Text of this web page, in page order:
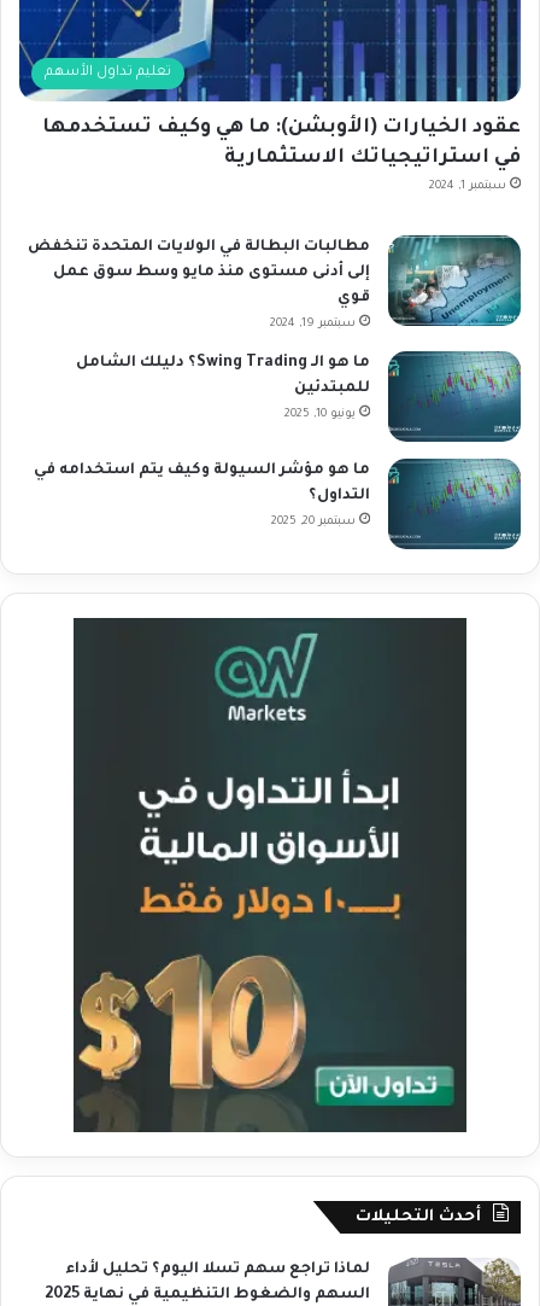
تعليم تداول الأسهم
عقود الخيارات (الأوبشن): ما هي وكيف تستخدمها
في استراتيجياتك الاستثمارية
سبتمبر 1, 2024
مطالبات البطالة في الولايات المتحدة تنخفض
إلى أدنى مستوى منذ مايو وسط سوق عمل
قوي
سبتمبر 19, 2024
ما هو الـ Swing Trading؟ دليلك الشامل
للمبتدئين
يونيو 10, 2025
ما هو مؤشر السيولة وكيف يتم استخدامه في
التداول؟
سبتمبر 20, 2025
أحدث التحليلات
لماذا تراجع سهم تسلا اليوم؟ تحليل لأداء
السهم والضغوط التنظيمية في نهاية 2025